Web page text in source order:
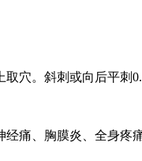
穴。斜刺或向后平刺
痛、胸膜炎、全身疼